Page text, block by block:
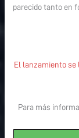
parecido tanto en
El lanzamiento se
Para más